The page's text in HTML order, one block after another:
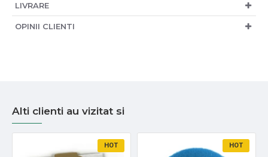
LIVRARE
OPINII CLIENTI
Alti clienti au vizitat si
HOT HOT